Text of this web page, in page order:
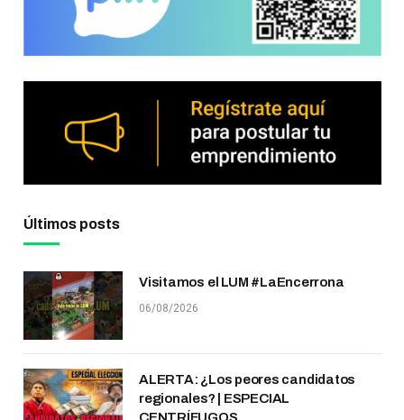
Últimos posts
Visitamos el LUM #LaEncerrona
06/08/2026
ALERTA: ¿Los peores candidatos
regionales? | ESPECIAL